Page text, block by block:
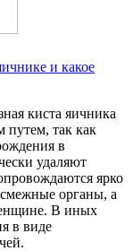
и какое
киста яичника
путем, так как
в
удаляют
ярко
органы, а
В иных
в виде